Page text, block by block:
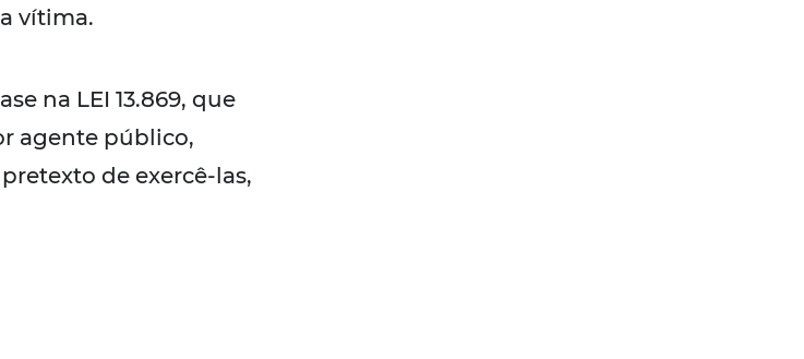
vítima.
na LEI 13.869, que
agente público,
de exercê-las,